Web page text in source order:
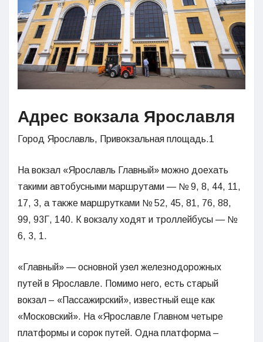
Адрес вокзала Ярославля
Город Ярославль, Привокзальная площадь.1
На вокзал «Ярославль Главный» можно доехать
такими автобусными маршрутами — № 9, 8, 44, 11,
17, 3, а также маршрутками № 52, 45, 81, 76, 88,
99, 93Г, 140. К вокзалу ходят и троллейбусы — №
6, 3, 1.
«Главный» — основной узел железнодорожных
путей в Ярославле. Помимо него, есть старый
вокзал – «Пассажирский», известный еще как
«Московский». На «Ярославле Главном четыре
платформы и сорок путей. Одна платформа –